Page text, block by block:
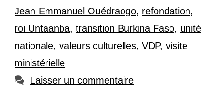
Jean-Emmanuel Ouédraogo, refondation,
roi Untaanba, transition Burkina Faso, unité
nationale, valeurs culturelles, VDP, visite
ministérielle
Laisser un commentaire